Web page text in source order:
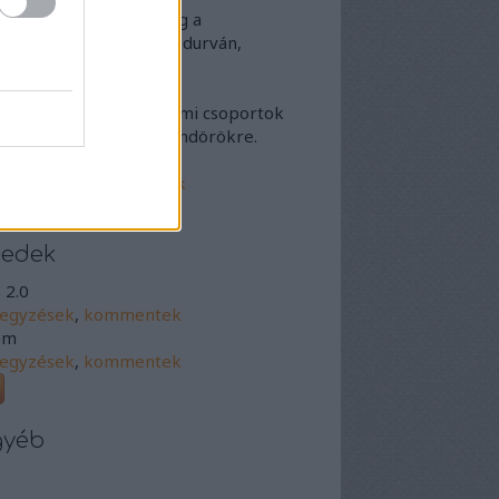
a másikat, nem pedig a
minősíted durván,
népek vagy társadalmi csoportok
uszítasz, kitiltunk mindörökre.
elvek
2.0
, kommentek
, kommentek